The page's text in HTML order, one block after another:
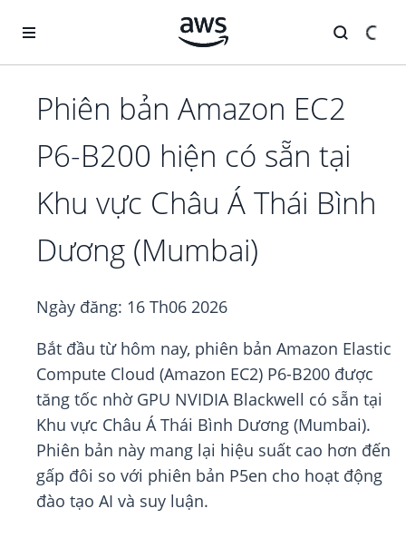
Phiên bản Amazon EC2
P6-B200 hiện có sẵn tại
Khu vực Châu Á Thái Bình
Dương (Mumbai)
Ngày đăng: 16 Th06 2026
Bắt đầu từ hôm nay, phiên bản Amazon Elastic
Compute Cloud (Amazon EC2) P6-B200 được
tăng tốc nhờ GPU NVIDIA Blackwell có sẵn tại
Khu vực Châu Á Thái Bình Dương (Mumbai).
Phiên bản này mang lại hiệu suất cao hơn đến
gấp đôi so với phiên bản P5en cho hoạt động
đào tạo AI và suy luận.